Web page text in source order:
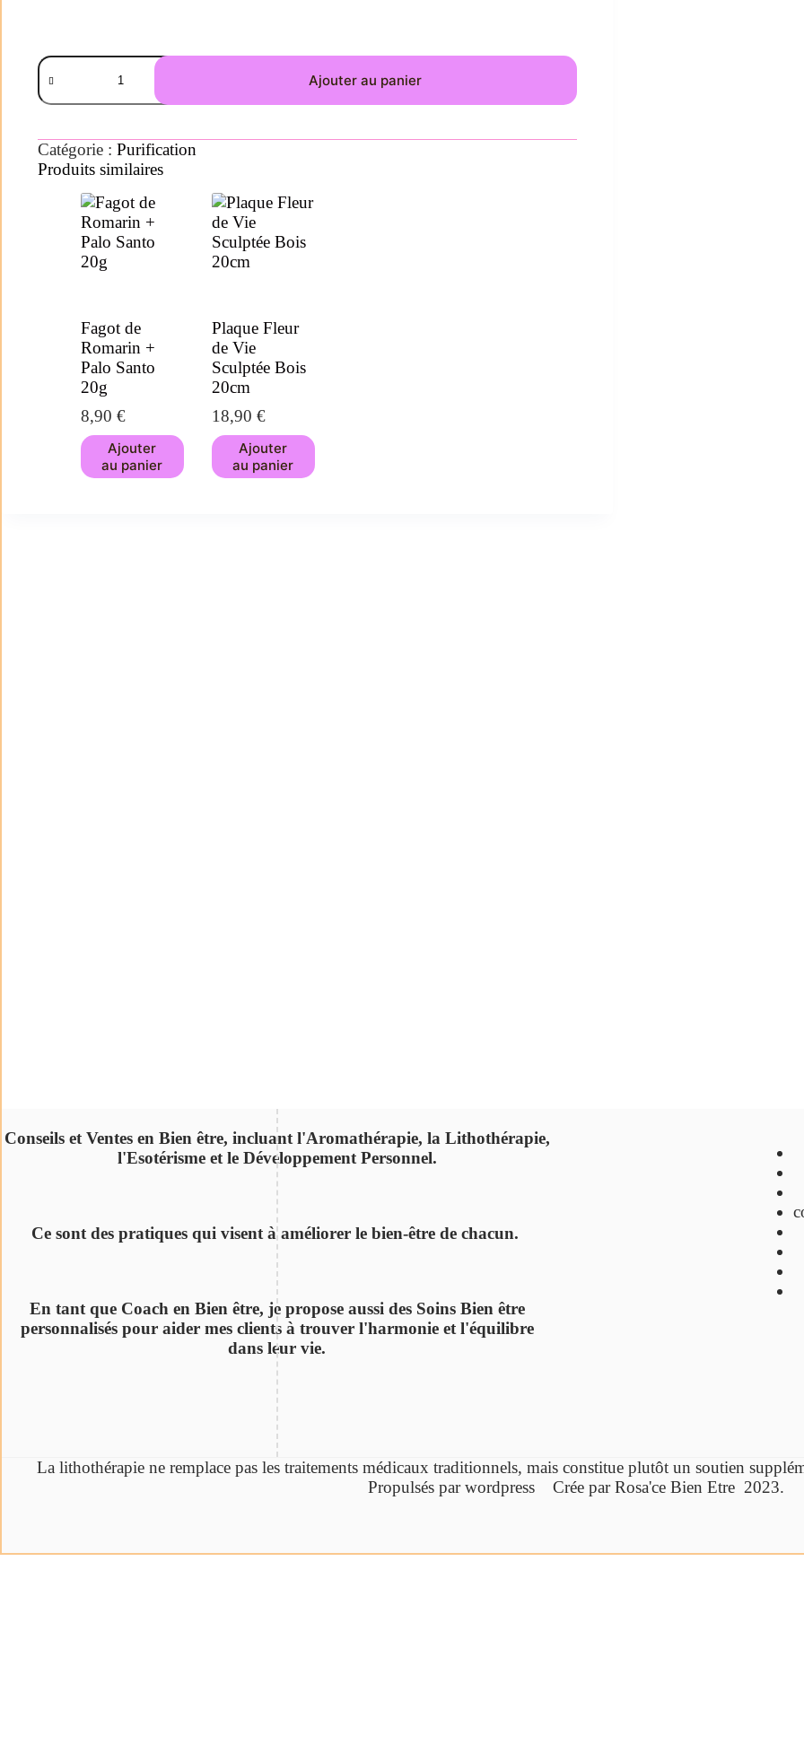
Ajouter au panier
Catégorie : Purification
Produits similaires
Fagot de
Romarin +
Palo Santo
20g
8,90 €
Ajouter
au panier
Plaque Fleur
de Vie
Sculptée Bois
20cm
18,90 €
Ajouter
au panier
Conseils et Ventes en Bien être, incluant l'Aromathérapie, la Lithothérapie,
l'Esotérisme et le Développement Personnel.
Ce sont des pratiques qui visent à améliorer le bien-être de chacun.
En tant que Coach en Bien être, je propose aussi des Soins Bien être
personnalisés pour aider mes clients à trouver l'harmonie et l'équilibre
dans leur vie.
La lithothérapie ne remplace pas les traitements médicaux traditionnels, mais constitue plutôt un soutien
Propulsés par wordpress Crée par Rosa'ce Bien Etre 2023.